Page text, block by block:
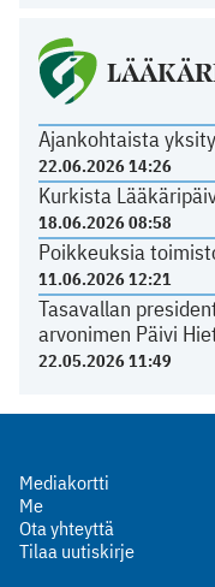
Ajankohtaista
22.06.2026 14:26
Kurkista
18.06.2026 08:58
Poikkeuksia
11.06.2026 12:21
Tasavallan
arvonimen Päivi
22.05.2026 11:49
Mediakortti
Me
Ota yhteyttä
Tilaa uutiskirje